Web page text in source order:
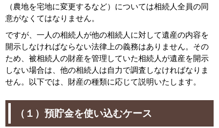
（農地を宅地に変更するなど）については相続人全員の同
意がなくてはなりません。
ですが、一人の相続人が他の相続人に対して遺産の内容を
開示しなければならない法律上の義務はありません。その
ため、被相続人の財産を管理していた相続人が遺産を開示
しない場合は、他の相続人は自力で調査しなければなりま
せん。以下では、財産の種類に応じて説明いたします。
（１）預貯金を使い込むケース